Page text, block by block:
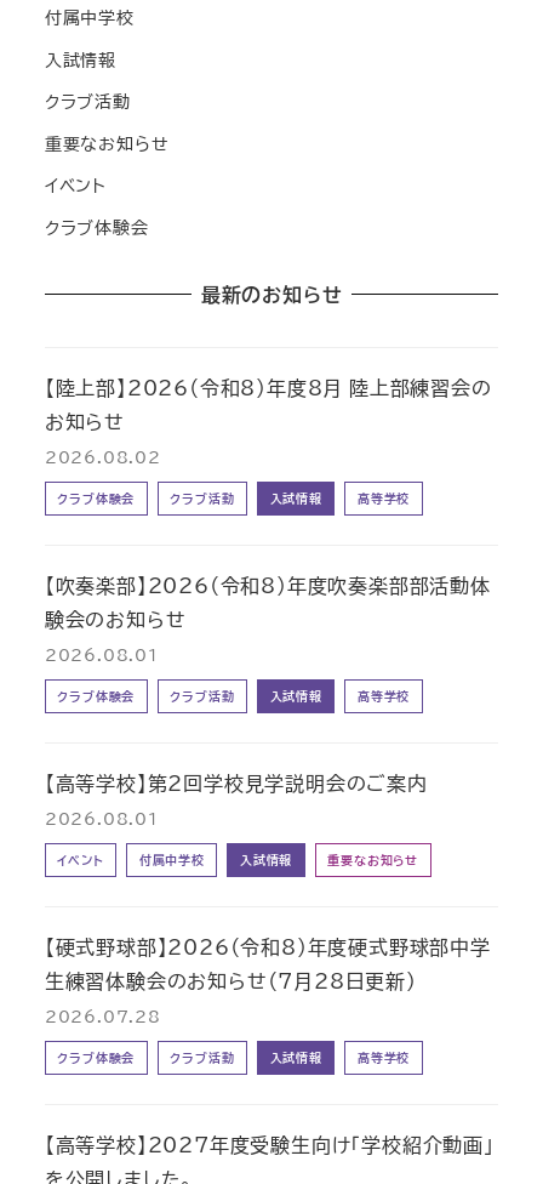
付属中学校
入試情報
クラブ活動
重要なお知らせ
イベント
クラブ体験会
最新のお知らせ
【陸上部】2026（令和8）年度8月 陸上部練習会の
お知らせ
2026.08.02
クラブ体験会 クラブ活動 入試情報 高等学校
【吹奏楽部】2026（令和8）年度吹奏楽部部活動体
験会のお知らせ
2026.08.01
クラブ体験会 クラブ活動 入試情報 高等学校
【高等学校】第2回学校見学説明会のご案内
2026.08.01
イベント 付属中学校 入試情報 重要なお知らせ
【硬式野球部】2026（令和8）年度硬式野球部中学
生練習体験会のお知らせ（7月28日更新）
2026.07.28
クラブ体験会 クラブ活動 入試情報 高等学校
【高等学校】2027年度受験生向け「学校紹介動画」
を公開しました。